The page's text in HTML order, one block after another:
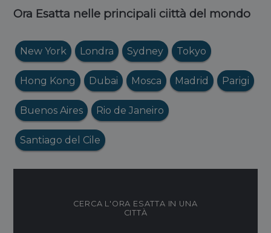
Ora Esatta nelle principali ciittà del mondo
New York Londra Sydney Tokyo
Hong Kong Dubai Mosca Madrid Parigi
Buenos Aires Rio de Janeiro
Santiago del Cile
CERCA L'ORA ESATTA IN UNA
CITTÀ